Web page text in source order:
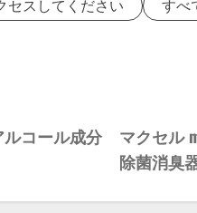
セスしてください すべ
コール成分
マクセル
除菌消臭